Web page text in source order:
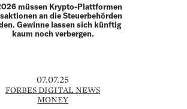
müssen Krypto-Plattformen
an die Steuerbehörden
Gewinne lassen sich künftig
kaum noch verbergen.
07.07.25
FORBES DIGITAL NEWS
MONEY